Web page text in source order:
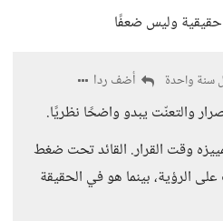
وليس ضعفًا
سنة واحدة أضف ردا
والتعنّت يبدو واضحًا نظريًا.
وقت القرار. القائد تحت ضغط
الرؤية، بينما هو في الحقيقة